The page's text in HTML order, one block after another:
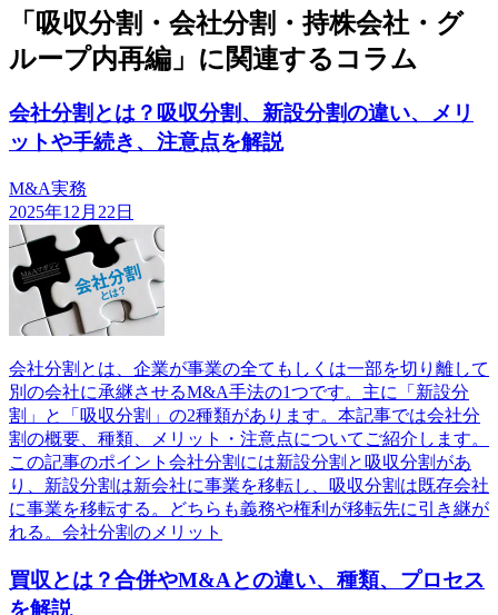
「吸収分割・会社分割・持株会社・グ
ループ内再編」に関連するコラム
会社分割とは？吸収分割、新設分割の違い、メリ
ットや手続き、注意点を解説
M&A実務
2025年12月22日
会社分割とは、企業が事業の全てもしくは一部を切り離して
別の会社に承継させるM&A手法の1つです。主に「新設分
割」と「吸収分割」の2種類があります。本記事では会社分
割の概要、種類、メリット・注意点についてご紹介します。
この記事のポイント会社分割には新設分割と吸収分割があ
り、新設分割は新会社に事業を移転し、吸収分割は既存会社
に事業を移転する。どちらも義務や権利が移転先に引き継が
れる。会社分割のメリット
買収とは？合併やM&Aとの違い、種類、プロセス
を解説